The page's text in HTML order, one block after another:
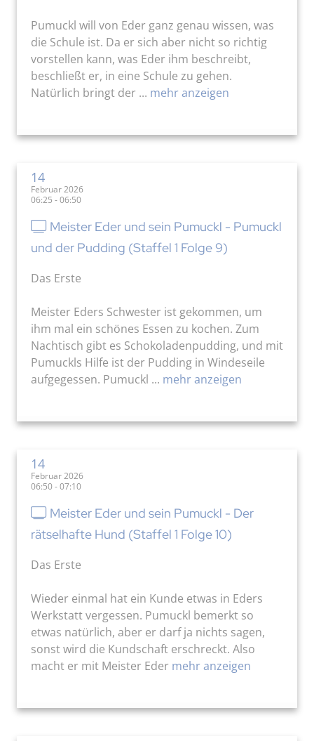
Pumuckl will von Eder ganz genau wissen, was
die Schule ist. Da er sich aber nicht so richtig
vorstellen kann, was Eder ihm beschreibt,
beschließt er, in eine Schule zu gehen.
Natürlich bringt der ... mehr anzeigen
14
Februar 2026
06:25 - 06:50
Meister Eder und sein Pumuckl - Pumuckl
und der Pudding (Staffel 1 Folge 9)
Das Erste
Meister Eders Schwester ist gekommen, um
ihm mal ein schönes Essen zu kochen. Zum
Nachtisch gibt es Schokoladenpudding, und mit
Pumuckls Hilfe ist der Pudding in Windeseile
aufgegessen. Pumuckl ... mehr anzeigen
14
Februar 2026
06:50 - 07:10
Meister Eder und sein Pumuckl - Der
rätselhafte Hund (Staffel 1 Folge 10)
Das Erste
Wieder einmal hat ein Kunde etwas in Eders
Werkstatt vergessen. Pumuckl bemerkt so
etwas natürlich, aber er darf ja nichts sagen,
sonst wird die Kundschaft erschreckt. Also
macht er mit Meister Eder mehr anzeigen